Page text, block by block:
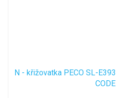
N - křižovatka PECO SL-